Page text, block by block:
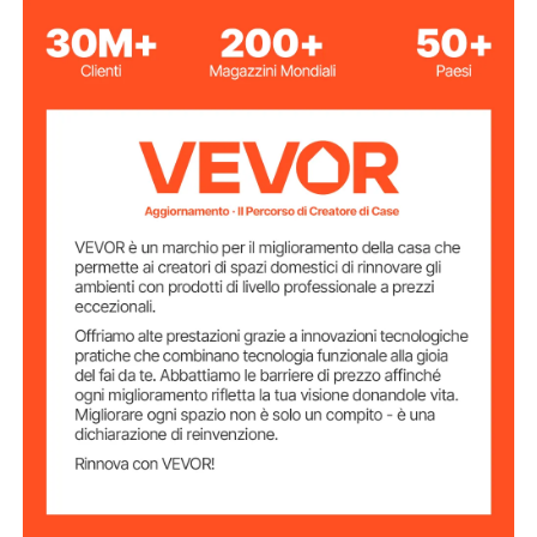
Colore grigio scuro
appartamenti per
1
Capacità di peso 35 libbre/15,8 kg
Dimensioni del
trespolo superiore
17,3" x 11" x 3,1"/44 x 28 x 8
cm
Dimensioni della
cuccia per gatti
11,8" x 11,8" x 11,8"/30 x 30
x 30 cm